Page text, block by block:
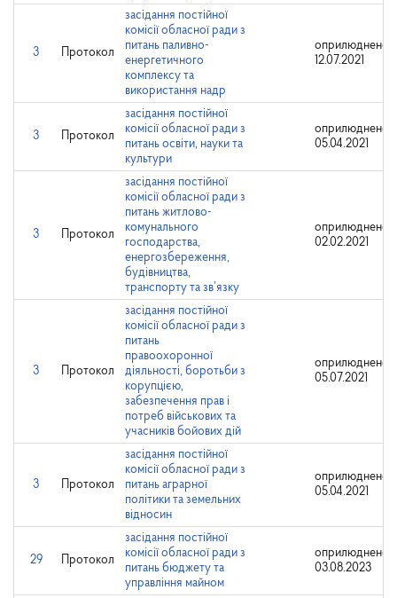
3 Протокол
засідання постійної
комісії обласної ради з
питань паливно-
енергетичного
комплексу та
використання надр
оприлюднено:
12.07.2021
3 Протокол
засідання постійної
комісії обласної ради з
питань освіти, науки та
культури
оприлюднено:
05.04.2021
3 Протокол
засідання постійної
комісії обласної ради з
питань житлово-
комунального
господарства,
енергозбереження,
будівництва,
транспорту та зв’язку
оприлюднено:
02.02.2021
3 Протокол
засідання постійної
комісії обласної ради з
питань
правоохоронної
діяльності, боротьби з
корупцією,
забезпечення прав і
потреб військових та
учасників бойових дій
оприлюднено:
05.07.2021
3 Протокол
засідання постійної
комісії обласної ради з
питань аграрної
політики та земельних
відносин
оприлюднено:
05.04.2021
29 Протокол
засідання постійної
комісії обласної ради з
питань бюджету та
управління майном
оприлюднено:
03.08.2023